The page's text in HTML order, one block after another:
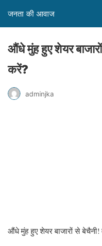
जनता की आवाज
औंधे मुंह हुए शेयर
करें?
adminjka
औंधे मुंह हुए शेयर बाजारों से